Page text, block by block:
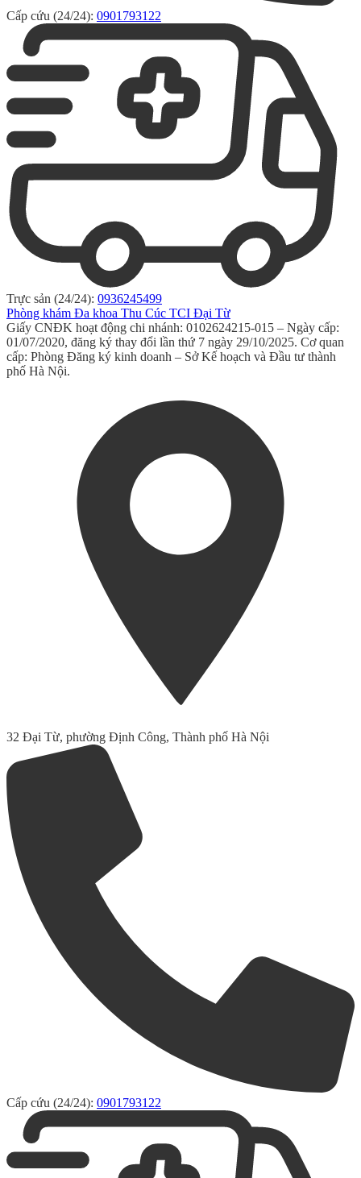
Cấp cứu (24/24): 0901793122
Trực sản (24/24): 0936245499
Phòng khám Đa khoa Thu Cúc TCI Đại Từ
Giấy CNĐK hoạt động chi nhánh: 0102624215-015 – Ngày cấp:
01/07/2020, đăng ký thay đổi lần thứ 7 ngày 29/10/2025. Cơ quan
cấp: Phòng Đăng ký kinh doanh – Sở Kế hoạch và Đầu tư thành
phố Hà Nội.
32 Đại Từ, phường Định Công, Thành phố Hà Nội
Cấp cứu (24/24): 0901793122